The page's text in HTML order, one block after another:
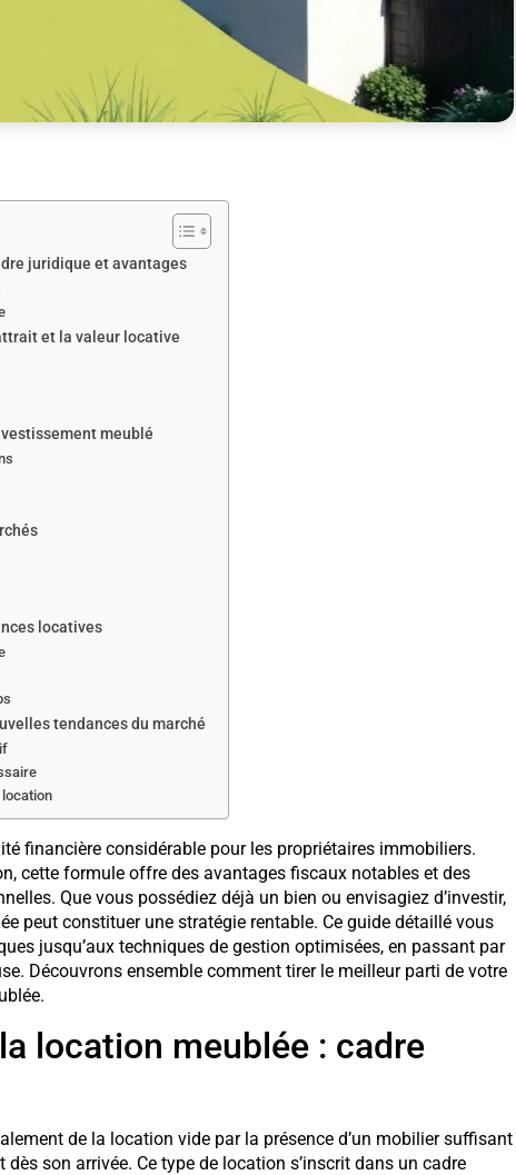
juridique et avantages
et la valeur locative
meublé
locatives
tendances du marché
financière considérable pour les propriétaires immobiliers.
cette formule offre des avantages fiscaux notables et des
Que vous possédiez déjà un bien ou envisagiez d’investir,
peut constituer une stratégie rentable. Ce guide détaillé vous
jusqu’aux techniques de gestion optimisées, en passant par
Découvrons ensemble comment tirer le meilleur parti de votre
location meublée : cadre
de la location vide par la présence d’un mobilier suffisant
son arrivée. Ce type de location s’inscrit dans un cadre